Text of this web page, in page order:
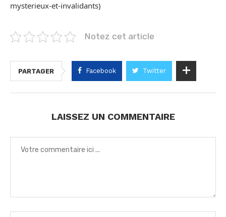
mysterieux-et-invalidants)
Notez cet article
PARTAGER Facebook Twitter
LAISSEZ UN COMMENTAIRE